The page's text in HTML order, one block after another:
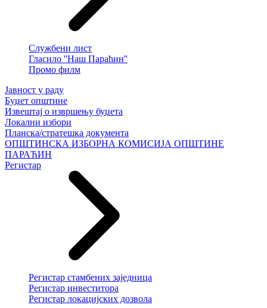
Службени лист
Гласило ''Наш Параћин''
Промо филм
Јавност у раду
Буџет општине
Извештај о извршењу буџета
Локални избори
Планска/стратешка документа
ОПШТИНСКА ИЗБОРНА КОМИСИЈА ОПШТИНЕ
ПАРАЋИН
Регистар
Регистар стамбених заједница
Регистар инвеститора
Регистар локацијских дозвола